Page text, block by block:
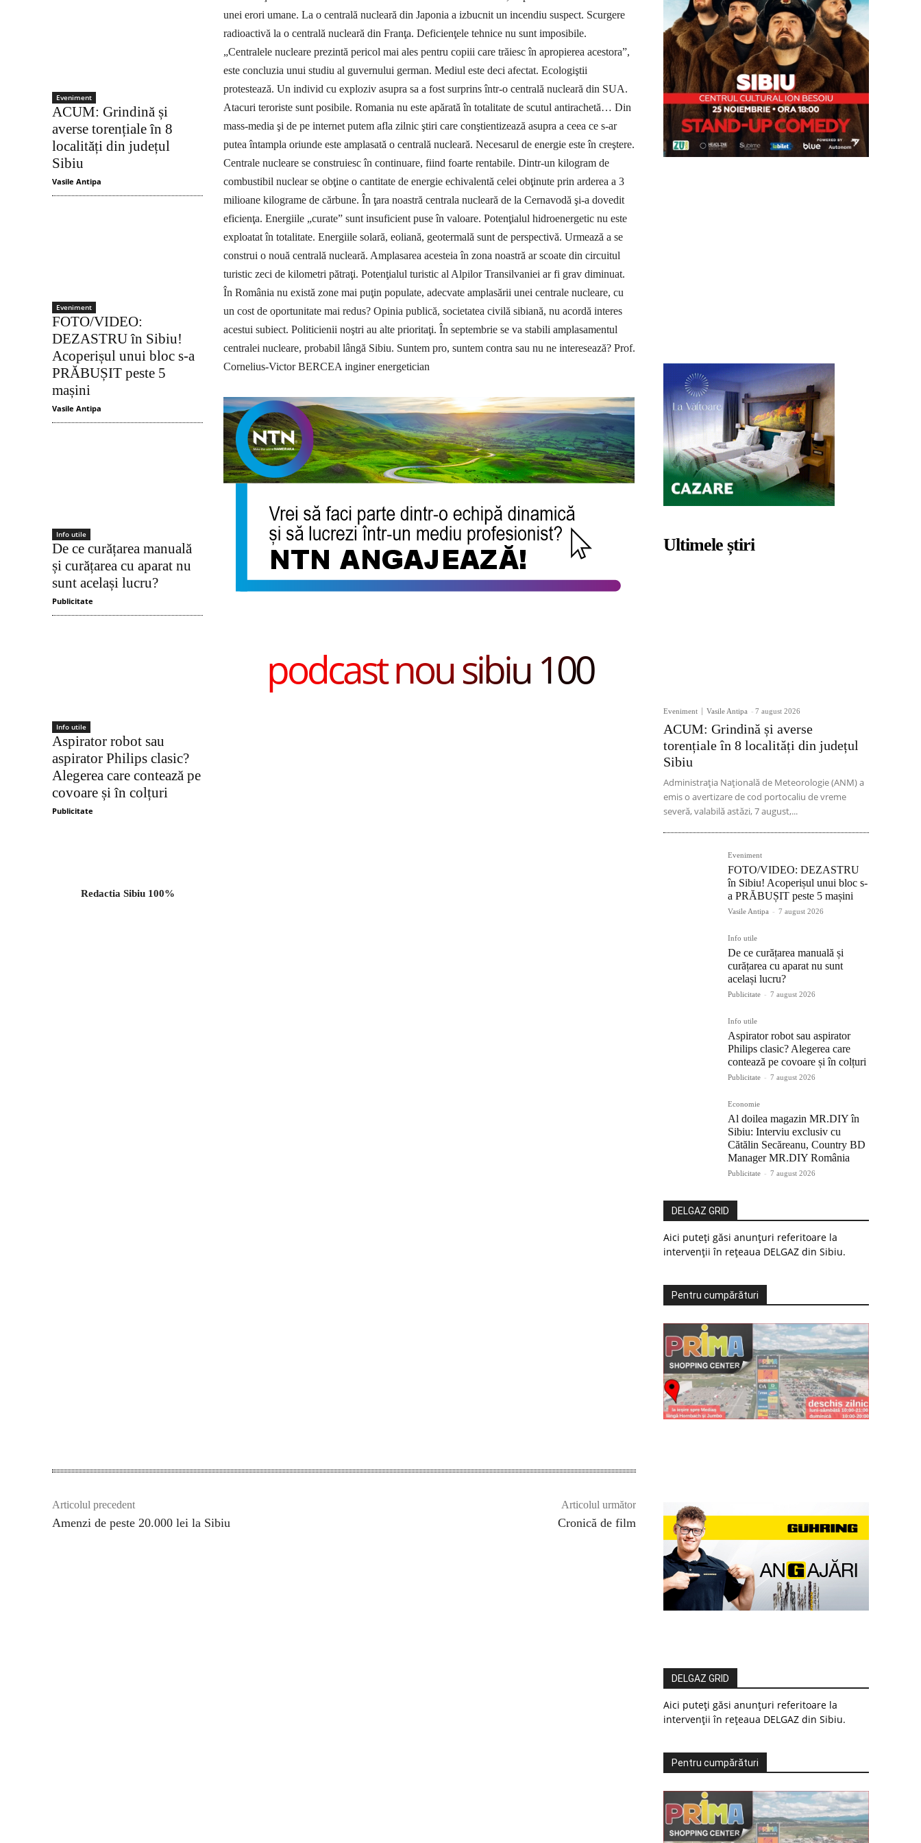
Eveniment
ACUM: Grindină și
averse torențiale în 8
localități din județul
Sibiu
Vasile Antipa
Eveniment
FOTO/VIDEO:
DEZASTRU în Sibiu!
Acoperișul unui bloc s-a
PRĂBUȘIT peste 5
mașini
Vasile Antipa
Info utile
De ce curățarea manuală
și curățarea cu aparat nu
sunt același lucru?
Publicitate
Info utile
Aspirator robot sau
aspirator Philips clasic?
Alegerea care contează pe
covoare și în colțuri
Publicitate
Redactia Sibiu 100%
unei erori umane. La o centrală nucleară din Japonia a izbucnit un incendiu suspect. Scurgere
radioactivă la o centrală nucleară din Franţa. Deficienţele tehnice nu sunt imposibile.
„Centralele nucleare prezintă pericol mai ales pentru copiii care trăiesc în apropierea acestora”,
este concluzia unui studiu al guvernului german. Mediul este deci afectat. Ecologiştii
protestează. Un individ cu exploziv asupra sa a fost surprins într-o centrală nucleară din SUA.
Atacuri teroriste sunt posibile. Romania nu este apărată în totalitate de scutul antirachetă… Din
mass-media şi de pe internet putem afla zilnic ştiri care conştientizează asupra a ceea ce s-ar
putea întampla oriunde este amplasată o centrală nucleară. Necesarul de energie este în creştere.
Centrale nucleare se con­struiesc în continuare, fiind foarte rentabile. Dintr-un kilo­gram de
combustibil nu­clear se obţine o cantitate de energie echivalentă celei obţinute prin arderea a 3
milioane kilograme de cărbune. În ţara noastră centrala nucleară de la Cernavodă şi-a dovedit
eficienţa. Energiile „cu­rate” sunt insuficient puse în valoare. Potenţialul hidro­energetic nu este
exploatat în totalitate. Ener­giile solară, eoliană, geotermală sunt de perspectivă. Urmează a se
construi o nouă centrală nucleară. Amplasarea aces­teia în zona noastră ar scoate din circuitul
turistic zeci de kilometri pătraţi. Potenţialul turistic al Alpilor Transilvaniei ar fi grav diminuat.
În România nu există zone mai puţin populate, adecvate amplasării unei centrale nucleare, cu
un cost de oportunitate mai redus? Opinia publică, societatea civilă sibiană, nu acordă interes
acestui subiect. Politicienii noştri au alte prioritaţi. În septembrie se va stabili amplasamentul
centralei nucleare, probabil lângă Sibiu. Suntem pro, suntem contra sau nu ne interesează? Prof.
Cornelius-Victor BERCEA inginer energetician
podcast nou sibiu 100
Ultimele știri
Eveniment Vasile Antipa - 7 august 2026
ACUM: Grindină și averse
torențiale în 8 localități din județul
Sibiu
Administrația Națională de Meteorologie (ANM) a
emis o avertizare de cod portocaliu de vreme
severă, valabilă astăzi, 7 august,...
Eveniment
FOTO/VIDEO: DEZASTRU
în Sibiu! Acoperișul unui bloc s-
a PRĂBUȘIT peste 5 mașini
Vasile Antipa - 7 august 2026
Info utile
De ce curățarea manuală și
curățarea cu aparat nu sunt
același lucru?
Publicitate - 7 august 2026
Info utile
Aspirator robot sau aspirator
Philips clasic? Alegerea care
contează pe covoare și în colțuri
Publicitate - 7 august 2026
Economie
Al doilea magazin MR.DIY în
Sibiu: Interviu exclusiv cu
Cătălin Secăreanu, Country BD
Manager MR.DIY România
Publicitate - 7 august 2026
DELGAZ GRID
Aici puteți găsi anunțuri referitoare la
intervenții în rețeaua DELGAZ din Sibiu.
Pentru cumpărături
Articolul precedent
Amenzi de peste 20.000 lei la Sibiu
Articolul următor
Cronică de film
DELGAZ GRID
Aici puteți găsi anunțuri referitoare la
intervenții în rețeaua DELGAZ din Sibiu.
Pentru cumpărături